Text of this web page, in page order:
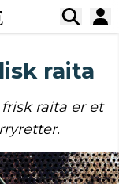
raita
raita er et